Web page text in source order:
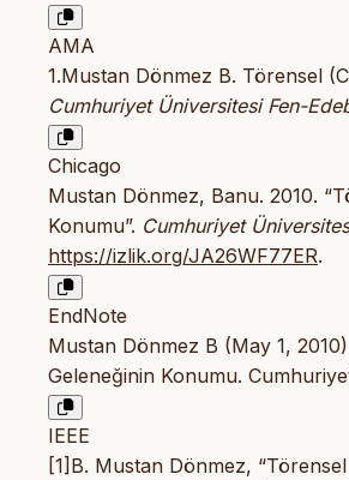
AMA
1.Mustan Dönmez B. Törensel
Cumhuriyet Üniversitesi Fen-
Chicago
Mustan Dönmez, Banu. 2010.
Konumu”. Cumhuriyet
https://izlik.org/JA26WF77ER.
EndNote
Mustan Dönmez B (May 1,
Geleneğinin Konumu.
IEEE
[1]B. Mustan Dönmez,